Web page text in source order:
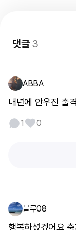
댓글3
ABBA
내년에 안우진 출
1 0
블루08
행복하셨겠어요